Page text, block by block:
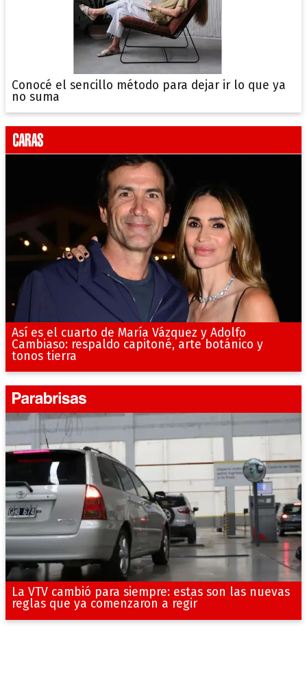
Conocé el sencillo método para dejar ir lo que ya
no suma
Así es el cuarto de María Vázquez y Adolfo
Cambiaso: respaldo capitoné, arte botánico y
tonos tierra
La VTV cambió para siempre: estas son las nuevas
reglas que ya comenzaron a regir